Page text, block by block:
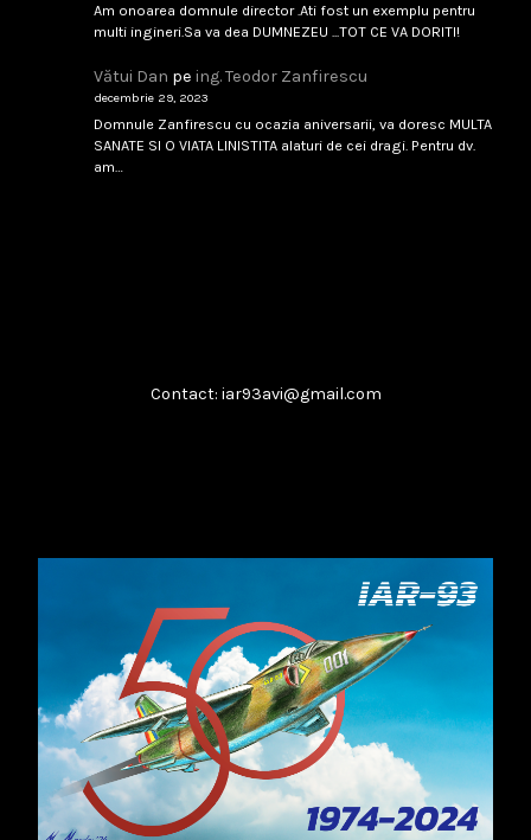
februarie 8, 2026
februarie 9, 2026 Citește
Lecția de strategie poloneză
...
februarie 9, 2026 Citește
Am onoarea domnule director .Ati fost un exemplu pentru
multi ingineri.Sa va dea DUMNEZEU ...TOT CE VA DORITI!
Vătui Dan pe ing. Teodor Zanfirescu
decembrie 29, 2023
Domnule Zanfirescu cu ocazia aniversarii, va doresc MULTA
SANATE SI O VIATA LINISTITA alaturi de cei dragi. Pentru dv.
am…
Contact: iar93avi@gmail.com